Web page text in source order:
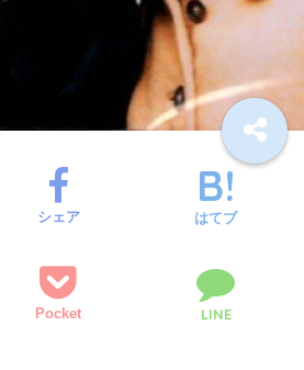
シェア はてブ
Pocket LINE